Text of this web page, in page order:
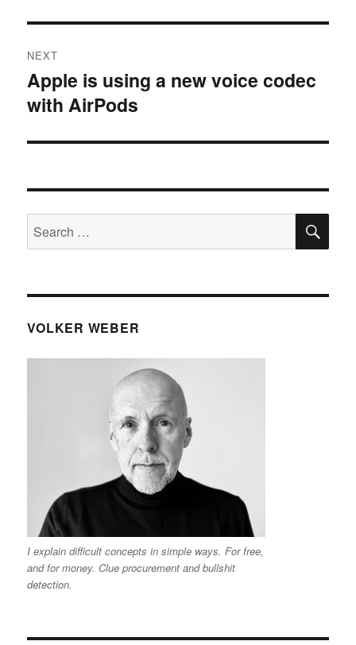
NEXT
Next
post:
Apple is using a new voice codec
with AirPods
Search
for:
VOLKER WEBER
I explain difficult concepts in simple ways. For free,
and for money. Clue procurement and bullshit
detection.